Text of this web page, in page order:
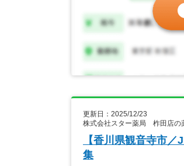
更新日：2025/12/23
株式会社スター薬局 柞田店の
【香川県観音寺市
集